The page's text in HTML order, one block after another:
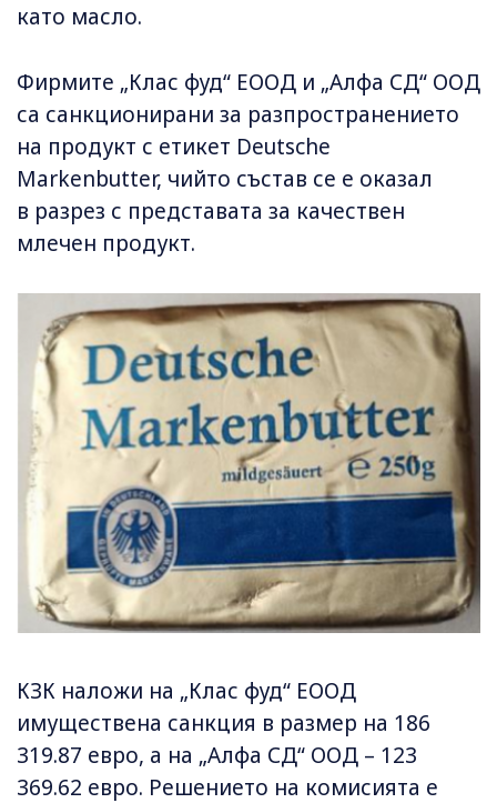
като масло.
Фирмите „Клас фуд“ ЕООД и „Алфа СД“ ООД
са санкционирани за разпространението
на продукт с етикет Deutsche
Markenbutter, чийто състав се е оказал
в разрез с представата за качествен
млечен продукт.
КЗК наложи на „Клас фуд“ ЕООД
имуществена санкция в размер на 186
319.87 евро, а на „Алфа СД“ ООД – 123
369.62 евро. Решението на комисията е